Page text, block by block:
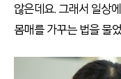
않은데요. 그래서 일상
몸매를 가꾸는 법을 물